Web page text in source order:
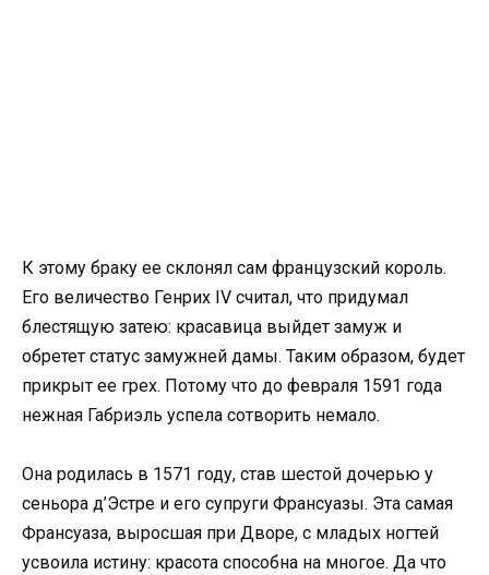
К этому браку ее склонял сам французский король.
Его величество Генрих IV считал, что придумал
блестящую затею: красавица выйдет замуж и
обретет статус замужней дамы. Таким образом, будет
прикрыт ее грех. Потому что до февраля 1591 года
нежная Габриэль успела сотворить немало.
Она родилась в 1571 году, став шестой дочерью у
сеньора д’Эстре и его супруги Франсуазы. Эта самая
Франсуаза, выросшая при Дворе, с младых ногтей
усвоила истину: красота способна на многое. Да что